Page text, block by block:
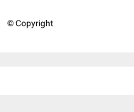
© Copyright